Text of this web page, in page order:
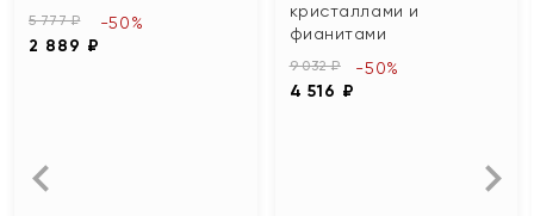
5 777 ₽
2 889 ₽
-50%
кристаллами и
фианитами
9 032 ₽
4 516 ₽
-50%